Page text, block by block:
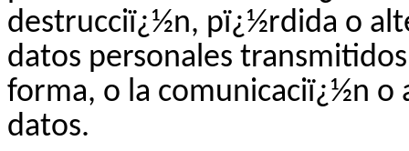
destrucciï¿½n, pï¿½rdida o
datos personales
forma, o la comunicaciï¿½n o
datos.